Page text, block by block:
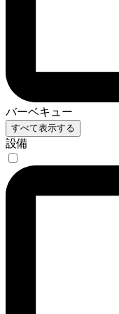
バーベキュー
すべて表示する
設備